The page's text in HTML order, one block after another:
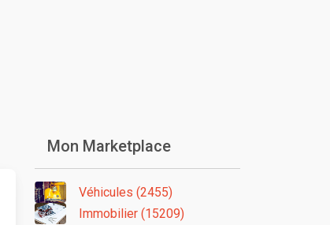
Mon Marketplace
Véhicules (2455)
Immobilier (15209)